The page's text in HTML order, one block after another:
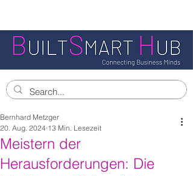
Meistern der
Herausforderungen: Die
Bernhard Metzger
20. Aug. 2024 13 Min. Lesezeit